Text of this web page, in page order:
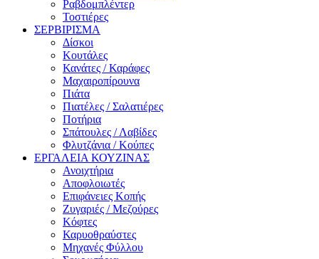
Ραβδομπλέντερ
Τοστιέρες
ΣΕΡΒΙΡΙΣΜΑ
Δίσκοι
Κουτάλες
Κανάτες / Καράφες
Μαχαιροπίρουνα
Πιάτα
Πιατέλες / Σαλατιέρες
Ποτήρια
Σπάτουλες / Λαβίδες
Φλυτζάνια / Κούπες
ΕΡΓΑΛΕΙΑ ΚΟΥΖΙΝΑΣ
Ανοιχτήρια
Αποφλοιωτές
Επιφάνειες Κοπής
Ζυγαριές / Μεζούρες
Κόφτες
Καρυοθραύστες
Μηχανές Φύλλου